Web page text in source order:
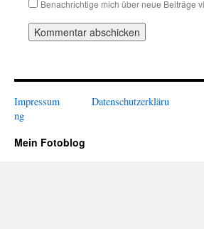
Benachrichtige mich über neue Beiträge
Impressum
Datenschutzerkläru
ng
Mein Fotoblog